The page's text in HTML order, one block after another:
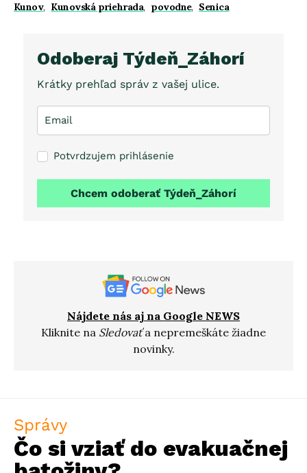
Kunov, Kunovská priehrada, povodne, Senica
Odoberaj Týdeň_Záhorí
Krátky prehľad správ z vašej ulice.
Potvrdzujem prihlásenie
Chcem odoberať Týdeň_Záhorí
Nájdete nás aj na Google NEWS
Kliknite na Sledovaťa nepremeškáte žiadne
novinky.
Správy
Čo si vziať do evakuačnej